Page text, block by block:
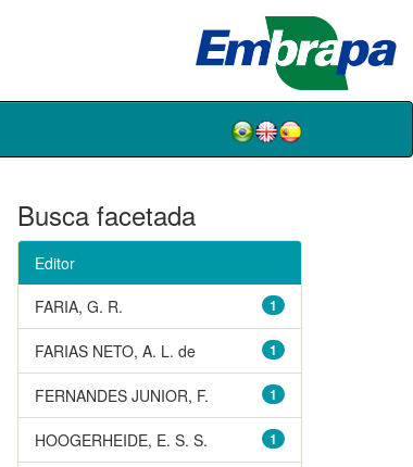
Busca facetada
Editor
1
FARIA, G. R.
1
FARIAS NETO, A. L. de
1
FERNANDES JUNIOR, F.
1
HOOGERHEIDE, E. S. S.